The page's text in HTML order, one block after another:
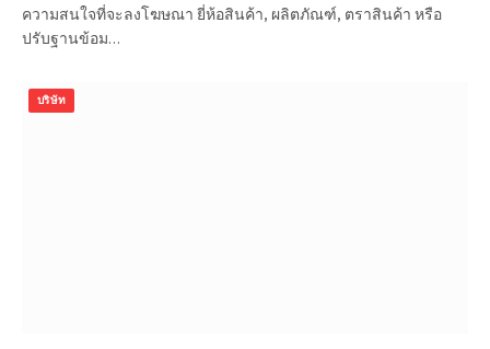
ความสนใจที่จะลงโฆษณา ยี่ห้อสินค้า, ผลิตภัณฑ์, ตราสินค้า หรือ
ปรับฐานข้อม…
บริษัท